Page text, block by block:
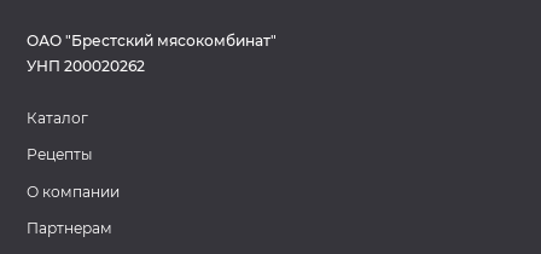
ОАО "Брестский мясокомбинат"
УНП 200020262
Каталог
Рецепты
О компании
Партнерам